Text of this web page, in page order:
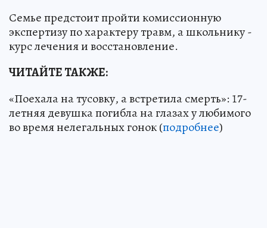
Семье предстоит пройти комиссионную
экспертизу по характеру травм, а школьнику -
курс лечения и восстановление.
ЧИТАЙТЕ ТАКЖЕ:
«Поехала на тусовку, а встретила смерть»: 17-
летняя девушка погибла на глазах у любимого
во время нелегальных гонок (подробнее)